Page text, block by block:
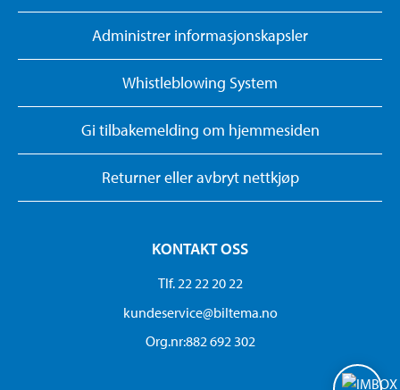
Administrer informasjonskapsler
Whistleblowing System
Gi tilbakemelding om hjemmesiden
Returner eller avbryt nettkjøp
KONTAKT OSS
Tlf. 22 22 20 22
kundeservice@biltema.no
Org.nr:882 692 302